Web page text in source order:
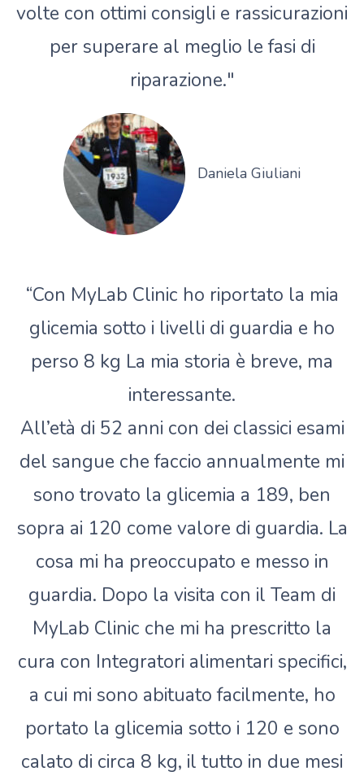
volte con ottimi consigli e rassicurazioni
per superare al meglio le fasi di
riparazione."
Daniela Giuliani
“Con MyLab Clinic ho riportato la mia
glicemia sotto i livelli di guardia e ho
perso 8 kg La mia storia è breve, ma
interessante.
All’età di 52 anni con dei classici esami
del sangue che faccio annualmente mi
sono trovato la glicemia a 189, ben
sopra ai 120 come valore di guardia. La
cosa mi ha preoccupato e messo in
guardia. Dopo la visita con il Team di
MyLab Clinic che mi ha prescritto la
cura con Integratori alimentari specifici,
a cui mi sono abituato facilmente, ho
portato la glicemia sotto i 120 e sono
calato di circa 8 kg, il tutto in due mesi